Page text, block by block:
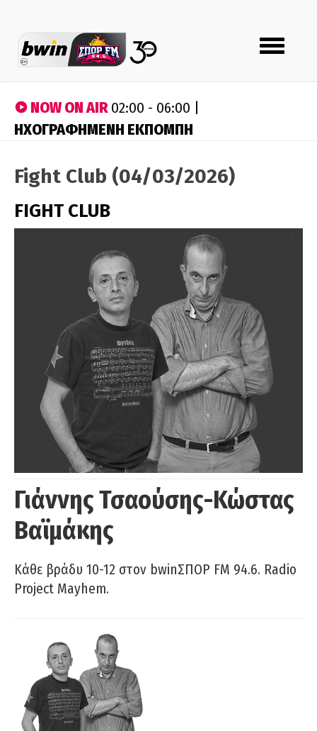
Toggle
navigation
NOW ON AIR02:00 - 06:00 |
ΗΧΟΓΡΑΦΗΜΕΝΗ ΕΚΠΟΜΠΗ
Fight Club (04/03/2026)
FIGHT CLUB
Γιάννης Τσαούσης-Κώστας
Βαϊμάκης
Κάθε βράδυ 10-12 στον bwinΣΠΟΡ FM 94.6. Radio
Project Mayhem.